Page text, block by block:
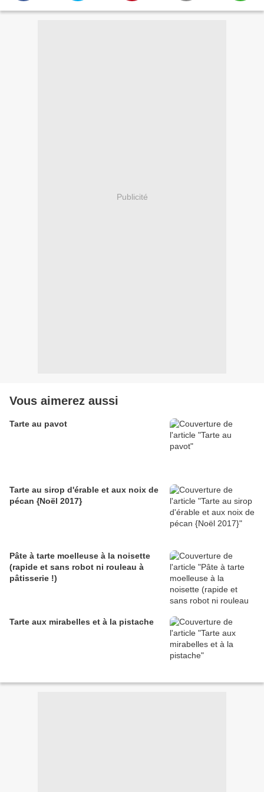
Publicité
Vous aimerez aussi
Tarte au pavot
Tarte au sirop d'érable et aux noix de
pécan {Noël 2017}
Pâte à tarte moelleuse à la noisette
(rapide et sans robot ni rouleau à
pâtisserie !)
Tarte aux mirabelles et à la pistache